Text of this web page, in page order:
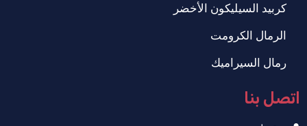
كربيد السيليكون الأخضر
الرمال الكرومت
رمال السيراميك
اتصل بنا